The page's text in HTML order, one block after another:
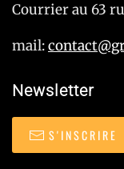
Courrier au 63
mail:
Newsletter
S'INSCRIRE